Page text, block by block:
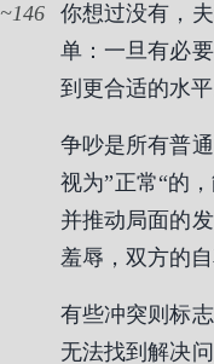
146
你想过没有，
单：一旦有必
到更合适的水平
争吵是所有普
视为”正常“的
并推动局面的
羞辱，双方的
有些冲突则标
无法找到解决